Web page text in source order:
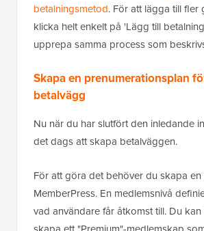
betalningsmetod. För att lägga till fler
klicka helt enkelt på 'Lägg till
upprepa samma process som
Skapa en prenumerationsplan
betalvägg
Nu när du har slutfört den inledande
det dags att skapa betalväggen.
För att göra det behöver du skapa en
MemberPress. En medlemsnivå
vad användare får åtkomst till. Du